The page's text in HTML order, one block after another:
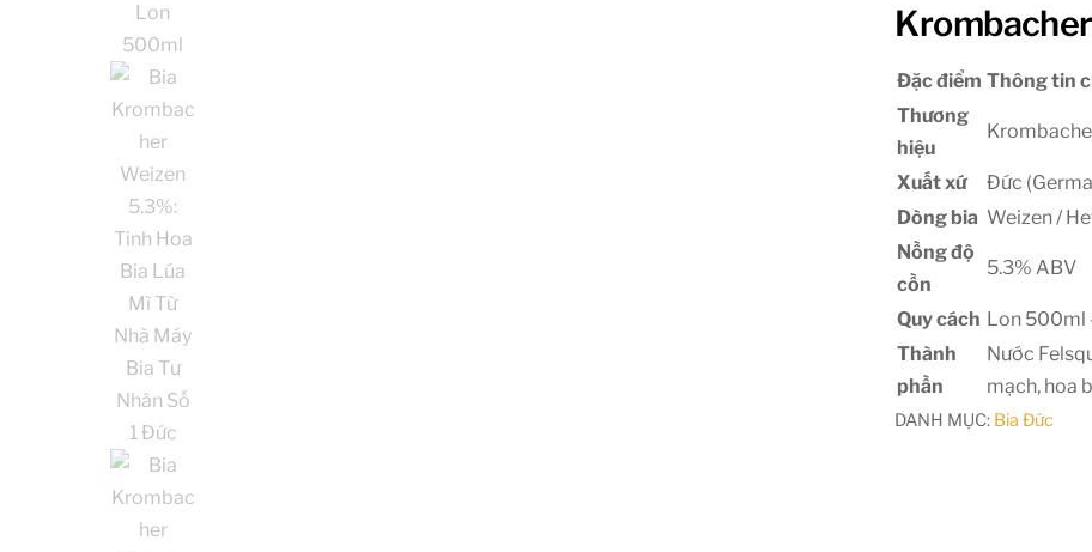
Đặc điểm Thông tin
Thương
hiệu
Xuất xứ
Đức
Dòng bia Weizen /
Nồng độ
cồn
5.3% ABV
Quy cách Lon 500ml
Thành
phần
Nước
mạch, hoa
DANH MỤC: Bia Đức